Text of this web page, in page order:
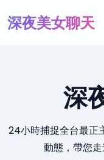
深夜美女聊天
深
24小時捕捉全台最正
動態，帶您走